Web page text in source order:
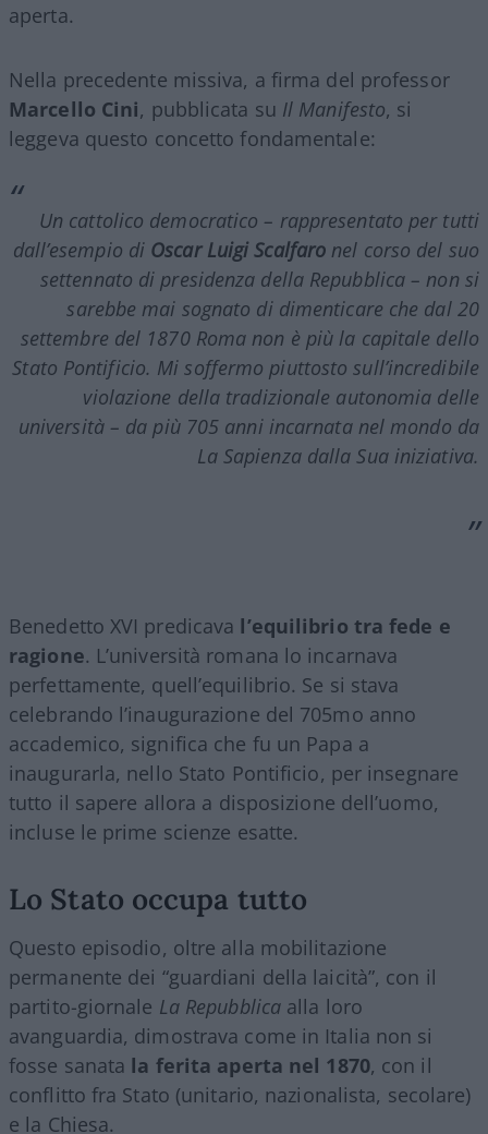
aperta.
Nella precedente missiva, a firma del professor
Marcello Cini, pubblicata su Il Manifesto, si
leggeva questo concetto fondamentale:
Un cattolico democratico – rappresentato per tutti
dall’esempio di Oscar Luigi Scalfaro nel corso del suo
settennato di presidenza della Repubblica – non si
sarebbe mai sognato di dimenticare che dal 20
settembre del 1870 Roma non è più la capitale dello
Stato Pontificio. Mi soffermo piuttosto sull’incredibile
violazione della tradizionale autonomia delle
università – da più 705 anni incarnata nel mondo da
La Sapienzadalla Sua iniziativa.
Benedetto XVI predicava l’equilibrio tra fede e
ragione. L’università romana lo incarnava
perfettamente, quell’equilibrio. Se si stava
celebrando l’inaugurazione del 705mo anno
accademico, significa che fu un Papa a
inaugurarla, nello Stato Pontificio, per insegnare
tutto il sapere allora a disposizione dell’uomo,
incluse le prime scienze esatte.
Lo Stato occupa tutto
Questo episodio, oltre alla mobilitazione
permanente dei “guardiani della laicità”, con il
partito-giornale La Repubblica alla loro
avanguardia, dimostrava come in Italia non si
fosse sanata la ferita aperta nel 1870, con il
conflitto fra Stato (unitario, nazionalista, secolare)
e la Chiesa.